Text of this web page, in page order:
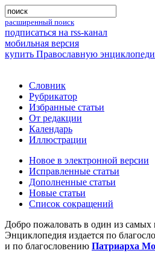
расширенный поиск
подписаться на rss-канал
мобильная версия
купить Православную
Словник
Рубрикатор
Избранные статьи
От редакции
Календарь
Иллюстрации
Новое в электронной версии
Исправленные статьи
Дополненные статьи
Новые статьи
Список сокращений
Добро пожаловать в один из
Энциклопедия издается по
и по благословению Патриарха